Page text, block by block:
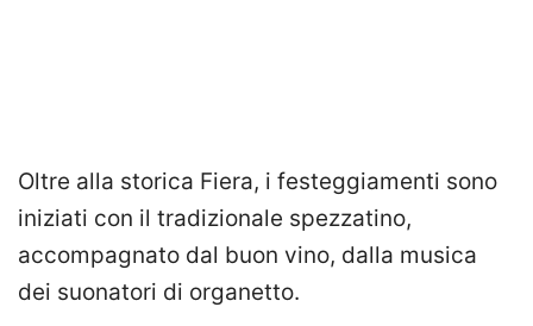
Oltre alla storica Fiera, i festeggiamenti sono
iniziati con il tradizionale spezzatino,
accompagnato dal buon vino, dalla musica
dei suonatori di organetto.